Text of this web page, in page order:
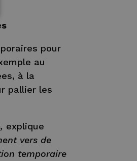
pour
au
à la
pallier les
explique
vers de
temporaire